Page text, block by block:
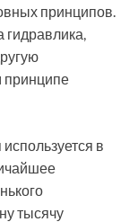
принципов.
принципе
в
тысячу